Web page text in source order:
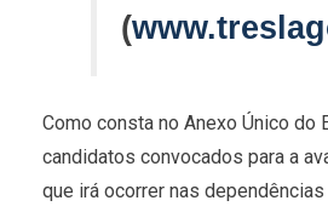
(
Como consta no Anexo Único do
candidatos convocados para a
que irá ocorrer nas